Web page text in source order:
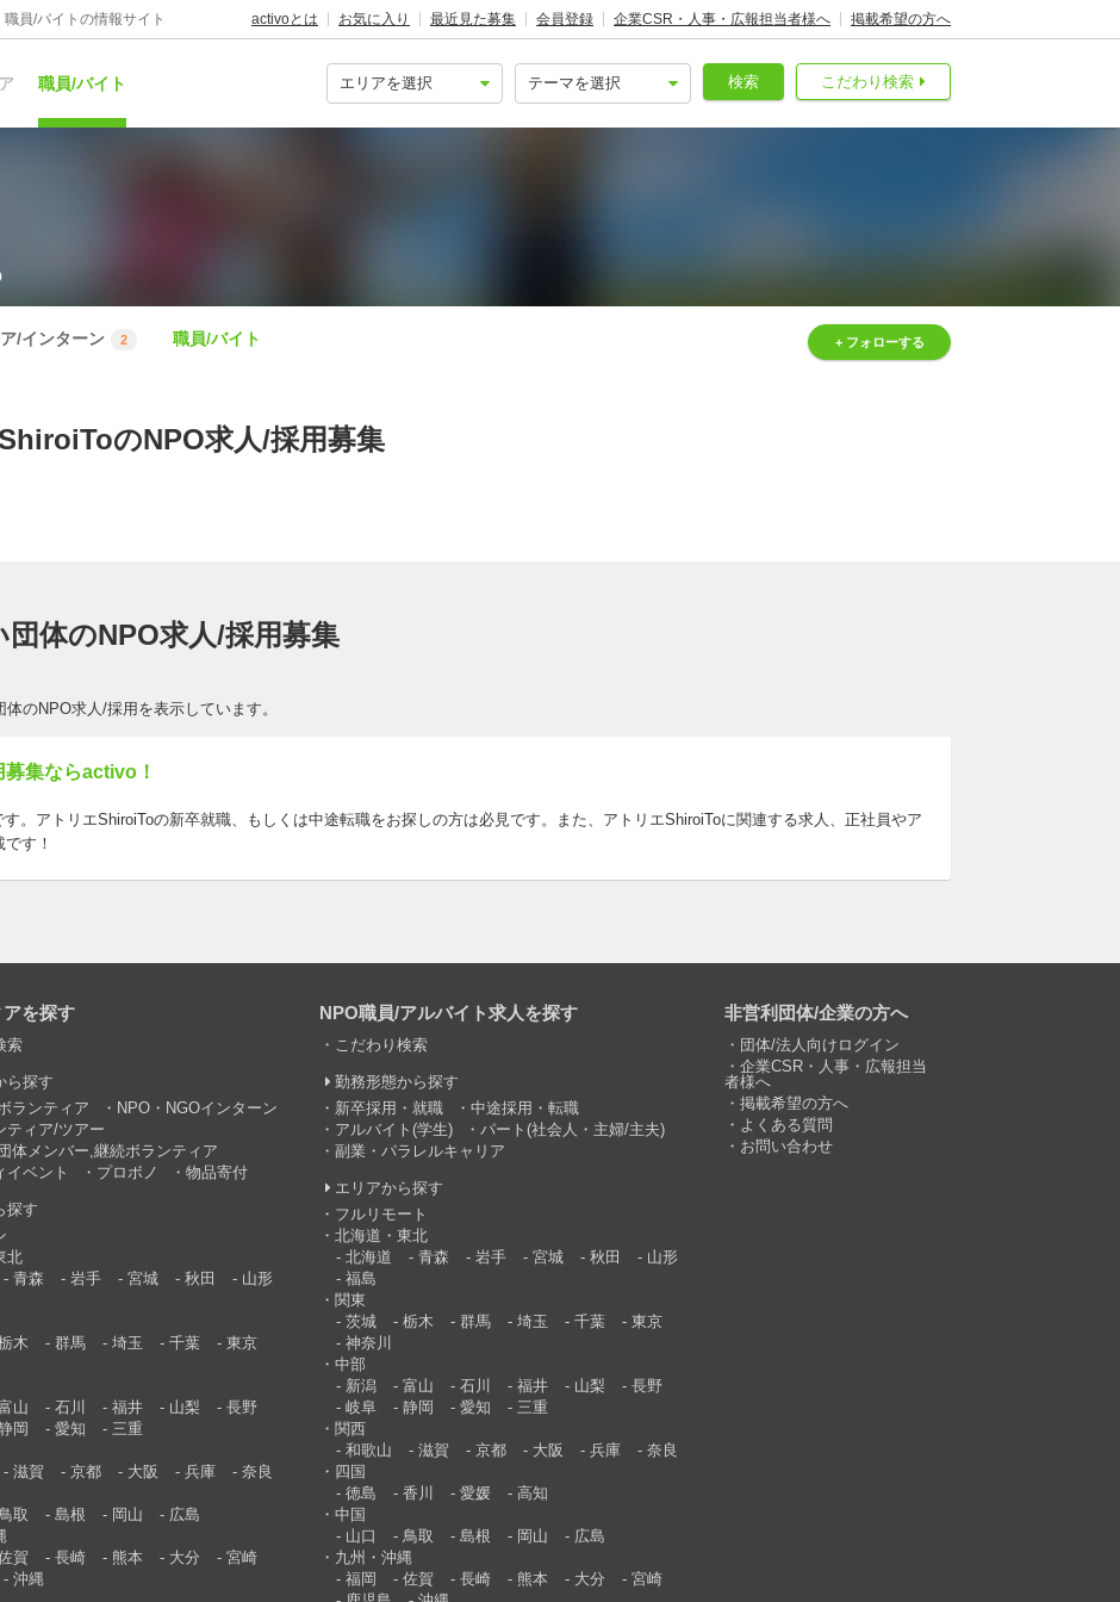
員/バイトの情報サイト activoとは お気に入り 最近見た募集 会員登録 企業CSR・人事・広報担当者様へ 掲載希望の方へ
職員/バイト こだわり検索
検索
/インターン 2 職員/バイト + フォローする
のNPO求人/採用募集
体のNPO求人/採用募集
のNPO求人/採用を表示しています。
集ならactivo！
。アトリエShiroiToの新卒就職、もしくは中途転職をお探しの方は必見です。また、アトリエShiroiToに関連する求人、正社員やア
す！
を探す
索
ら探す
ランティア
NPO・NGOインターン
ティア/ツアー
体メンバー,継続ボランティア
イベント
プロボノ 物品寄付
探す
北
青森 岩手 宮城 秋田
山形
木 群馬 埼玉 千葉
東京
山 石川 福井 山梨
長野
岡 愛知
三重
滋賀 京都 大阪 兵庫
奈良
取 島根 岡山
広島
賀 長崎 熊本 大分
宮崎
沖縄
NPO職員/アルバイト求人を探す
こだわり検索
勤務形態から探す
新卒採用・就職
中途採用・転職
アルバイト(学生)
パート(社会人・主婦/主夫)
副業・パラレルキャリア
エリアから探す
フルリモート
北海道・東北
北海道
青森 岩手 宮城 秋田
山形
福島
関東
茨城
栃木 群馬 埼玉 千葉
東京
神奈川
中部
新潟
富山 石川 福井 山梨
長野
岐阜
静岡 愛知
三重
関西
和歌山
滋賀 京都 大阪 兵庫
奈良
四国
徳島
香川 愛媛
高知
中国
山口
鳥取 島根 岡山
広島
九州・沖縄
福岡
佐賀 長崎 熊本 大分
宮崎
非営利団体/企業の方へ
団体/法人向けログイン
企業CSR・人事・広報担当
者様へ
掲載希望の方へ
よくある質問
お問い合わせ